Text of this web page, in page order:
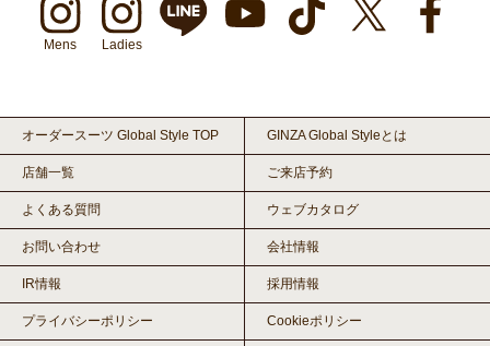
Mens Ladies
オーダースーツ Global Style TOP GINZA Global Styleとは
店舗一覧 ご来店予約
よくある質問 ウェブカタログ
お問い合わせ 会社情報
IR情報 採用情報
プライバシーポリシー Cookieポリシー